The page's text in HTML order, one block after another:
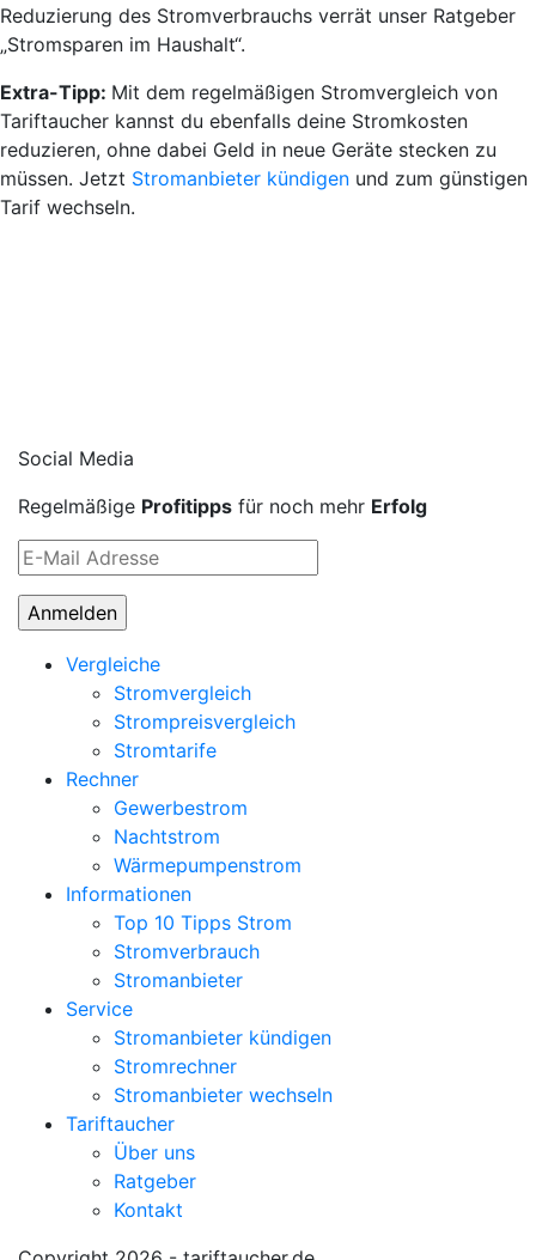
Reduzierung des Stromverbrauchs verrät unser Ratgeber
„Stromsparen im Haushalt“.
Extra-Tipp: Mit dem regelmäßigen Stromvergleich von
Tariftaucher kannst du ebenfalls deine Stromkosten
reduzieren, ohne dabei Geld in neue Geräte stecken zu
müssen. Jetzt Stromanbieter kündigen und zum günstigen
Tarif wechseln.
Social Media
Regelmäßige Profitipps für noch mehr Erfolg
Vergleiche
Stromvergleich
Strompreisvergleich
Stromtarife
Rechner
Gewerbestrom
Nachtstrom
Wärmepumpenstrom
Informationen
Top 10 Tipps Strom
Stromverbrauch
Stromanbieter
Service
Stromanbieter kündigen
Stromrechner
Stromanbieter wechseln
Tariftaucher
Über uns
Ratgeber
Kontakt